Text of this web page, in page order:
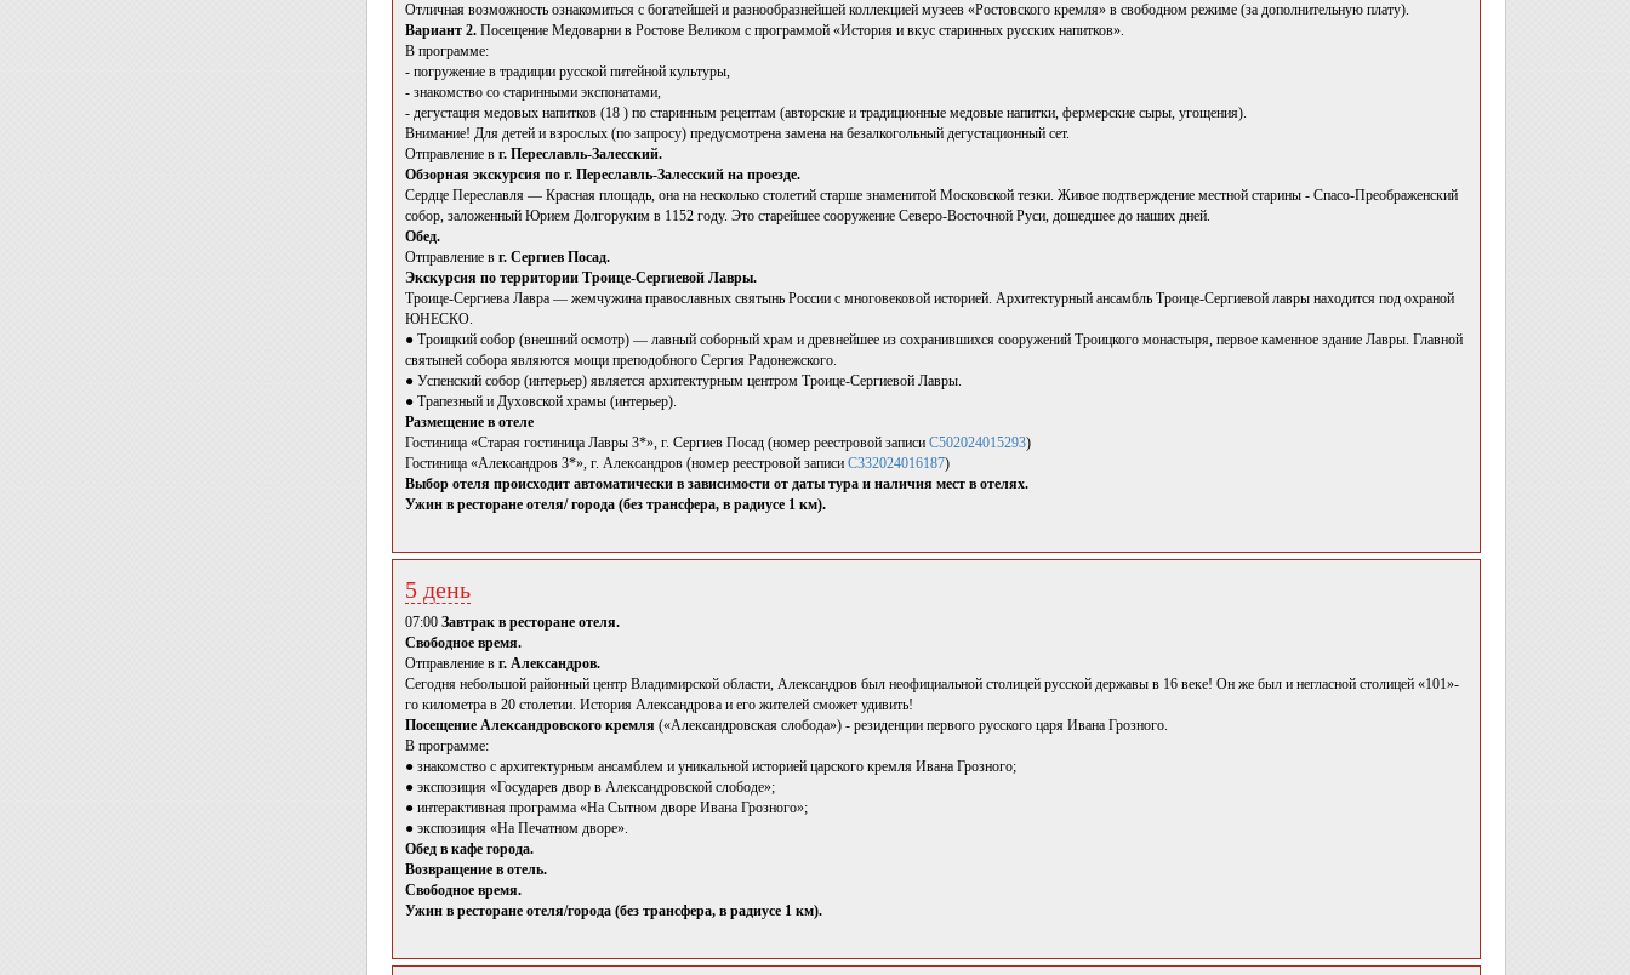
Отличная возможность ознакомиться с богатейшей и разнообразнейшей коллекцией музеев «Ростовского кремля» в свободном режиме (за дополнительную плату).
Вариант 2. Посещение Медоварни в Ростове Великом с программой «История и вкус старинных русских напитков».
В программе:
- погружение в традиции русской питейной культуры,
- знакомство со старинными экспонатами,
- дегустация медовых напитков (18 ) по старинным рецептам (авторские и традиционные медовые напитки, фермерские сыры, угощения).
Внимание! Для детей и взрослых (по запросу) предусмотрена замена на безалкогольный дегустационный сет.
Отправление в г. Переславль-Залесский.
Обзорная экскурсия по г. Переславль-Залесский на проезде.
Сердце Переславля — Красная площадь, она на несколько столетий старше знаменитой Московской тезки. Живое подтверждение местной старины - Спасо-Преображенский
собор, заложенный Юрием Долгоруким в 1152 году. Это старейшее сооружение Северо-Восточной Руси, дошедшее до наших дней.
Обед.
Отправление в г. Сергиев Посад.
Экскурсия по территории Троице-Сергиевой Лавры.
Троице-Сергиева Лавра — жемчужина православных святынь России с многовековой историей. Архитектурный ансамбль Троице-Сергиевой лавры находится под охраной
ЮНЕСКО.
● Троицкий собор (внешний осмотр) — лавный соборный храм и древнейшее из сохранившихся сооружений Троицкого монастыря, первое каменное здание Лавры. Главной
святыней собора являются мощи преподобного Сергия Радонежского.
● Успенский собор (интерьер) является архитектурным центром Троице-Сергиевой Лавры.
● Трапезный и Духовской храмы (интерьер).
Размещение в отеле
Гостиница «Старая гостиница Лавры 3*», г. Сергиев Посад (номер реестровой записи С502024015293)
Гостиница «Александров 3*», г. Александров (номер реестровой записи С332024016187)
Выбор отеля происходит автоматически в зависимости от даты тура и наличия мест в отелях.
Ужин в ресторане отеля/ города (без трансфера, в радиусе 1 км).
5 день
07:00 Завтрак в ресторане отеля.
Свободное время.
Отправление в г. Александров.
Сегодня небольшой районный центр Владимирской области, Александров был неофициальной столицей русской державы в 16 веке! Он же был и негласной столицей «101»-
го километра в 20 столетии. История Александрова и его жителей сможет удивить!
Посещение Александровского кремля («Александровская слобода») - резиденции первого русского царя Ивана Грозного.
В программе:
● знакомство с архитектурным ансамблем и уникальной историей царского кремля Ивана Грозного;
● экспозиция «Государев двор в Александровской слободе»;
● интерактивная программа «На Сытном дворе Ивана Грозного»;
● экспозиция «На Печатном дворе».
Обед в кафе города.
Возвращение в отель.
Свободное время.
Ужин в ресторане отеля/города (без трансфера, в радиусе 1 км).